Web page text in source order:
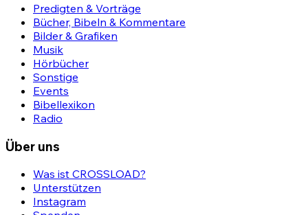
Predigten & Vorträge
Bücher, Bibeln & Kommentare
Bilder & Grafiken
Musik
Hörbücher
Sonstige
Events
Bibellexikon
Radio
Über uns
Was ist CROSSLOAD?
Unterstützen
Instagram